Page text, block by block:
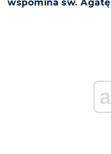
wspomina św. Agatę